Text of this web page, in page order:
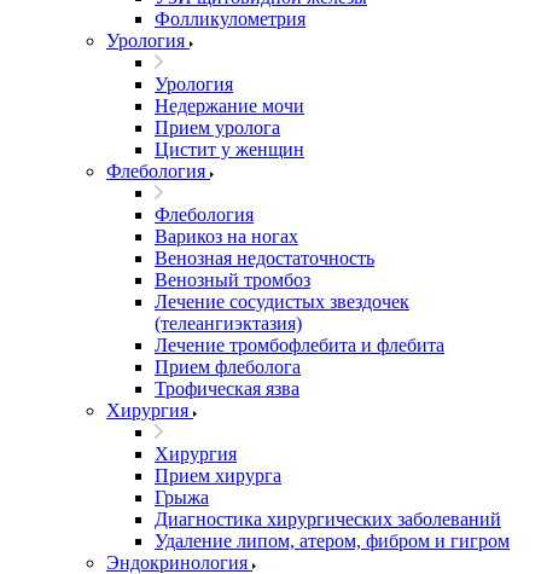
Фолликулометрия
Урология
Урология
Недержание мочи
Прием уролога
Цистит у женщин
Флебология
Флебология
Варикоз на ногах
Венозная недостаточность
Венозный тромбоз
Лечение сосудистых звездочек
(телеангиэктазия)
Лечение тромбофлебита и флебита
Прием флеболога
Трофическая язва
Хирургия
Хирургия
Прием хирурга
Грыжа
Диагностика хирургических заболеваний
Удаление липом, атером, фибром и гигром
Эндокринология